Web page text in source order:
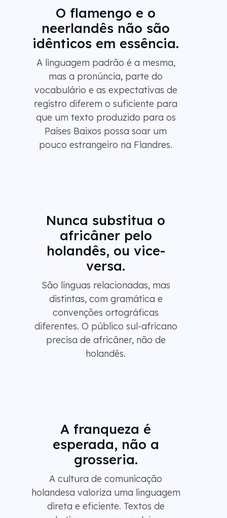
O flamengo e o
neerlandês não são
idênticos em essência.
A linguagem padrão é a mesma,
mas a pronúncia, parte do
vocabulário e as expectativas de
registro diferem o suficiente para
que um texto produzido para os
Países Baixos possa soar um
pouco estrangeiro na Flandres.
Nunca substitua o
africâner pelo
holandês, ou vice-
versa.
São línguas relacionadas, mas
distintas, com gramática e
convenções ortográficas
diferentes. O público sul-africano
precisa de africâner, não de
holandês.
A franqueza é
esperada, não a
grosseria.
A cultura de comunicação
holandesa valoriza uma linguagem
direta e eficiente. Textos de